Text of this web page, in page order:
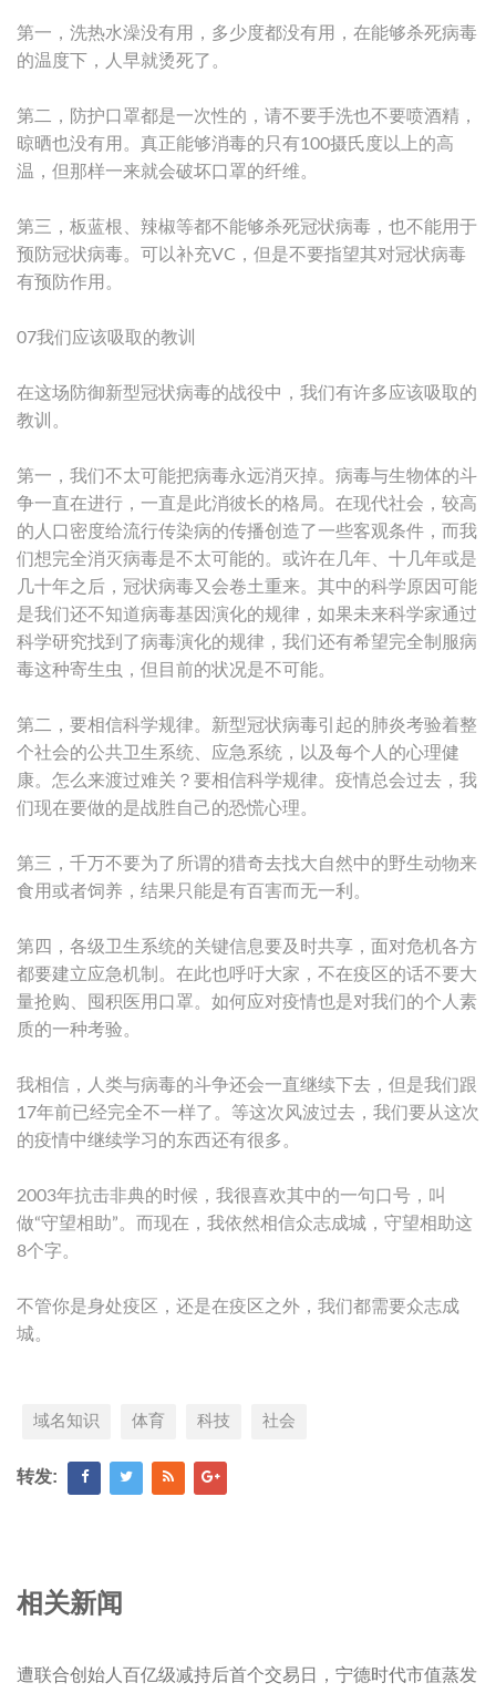
第一，洗热水澡没有用，多少度都没有用，在能够杀死病毒
的温度下，人早就烫死了。
第二，防护口罩都是一次性的，请不要手洗也不要喷酒精，
晾晒也没有用。真正能够消毒的只有100摄氏度以上的高
温，但那样一来就会破坏口罩的纤维。
第三，板蓝根、辣椒等都不能够杀死冠状病毒，也不能用于
预防冠状病毒。可以补充VC，但是不要指望其对冠状病毒
有预防作用。
07我们应该吸取的教训
在这场防御新型冠状病毒的战役中，我们有许多应该吸取的
教训。
第一，我们不太可能把病毒永远消灭掉。病毒与生物体的斗
争一直在进行，一直是此消彼长的格局。在现代社会，较高
的人口密度给流行传染病的传播创造了一些客观条件，而我
们想完全消灭病毒是不太可能的。或许在几年、十几年或是
几十年之后，冠状病毒又会卷土重来。其中的科学原因可能
是我们还不知道病毒基因演化的规律，如果未来科学家通过
科学研究找到了病毒演化的规律，我们还有希望完全制服病
毒这种寄生虫，但目前的状况是不可能。
第二，要相信科学规律。新型冠状病毒引起的肺炎考验着整
个社会的公共卫生系统、应急系统，以及每个人的心理健
康。怎么来渡过难关？要相信科学规律。疫情总会过去，我
们现在要做的是战胜自己的恐慌心理。
第三，千万不要为了所谓的猎奇去找大自然中的野生动物来
食用或者饲养，结果只能是有百害而无一利。
第四，各级卫生系统的关键信息要及时共享，面对危机各方
都要建立应急机制。在此也呼吁大家，不在疫区的话不要大
量抢购、囤积医用口罩。如何应对疫情也是对我们的个人素
质的一种考验。
我相信，人类与病毒的斗争还会一直继续下去，但是我们跟
17年前已经完全不一样了。等这次风波过去，我们要从这次
的疫情中继续学习的东西还有很多。
2003年抗击非典的时候，我很喜欢其中的一句口号，叫
做“守望相助”。而现在，我依然相信众志成城，守望相助这
8个字。
不管你是身处疫区，还是在疫区之外，我们都需要众志成
城。
域名知识 体育 科技 社会
转发:
相关新闻
遭联合创始人百亿级减持后首个交易日，宁德时代市值蒸发